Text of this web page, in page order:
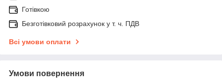
Готівкою
Безготівковий розрахунок у т. ч. ПДВ
Всі умови оплати
Умови повернення